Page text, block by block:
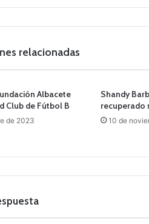
relacionadas
Albacete
Club de Fútbol B
de 2023
Shandy
recuperado
10 de